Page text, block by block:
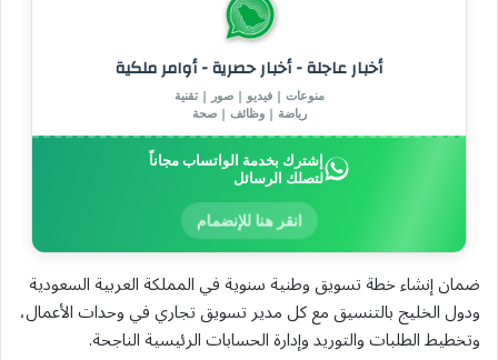
أخبار عاجلة - أخبار حصرية - أوامر ملكية
منوعات | فيديو | صور | تقنية
رياضة | وظائف | صحة
إشترك بخدمة الواتساب مجاناً
لتصلك الرسائل
انقر هنا للإنضمام
ضمان إنشاء خطة تسويق وطنية سنوية في المملكة العربية السعودية
ودول الخليج بالتنسيق مع كل مدير تسويق تجاري في وحدات الأعمال،
وتخطيط الطلبات والتوريد وإدارة الحسابات الرئيسية الناجحة.